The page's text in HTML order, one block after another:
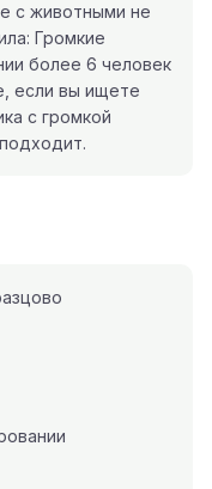
с животными не
Громкие
более 6 человек
если вы ищете
с громкой